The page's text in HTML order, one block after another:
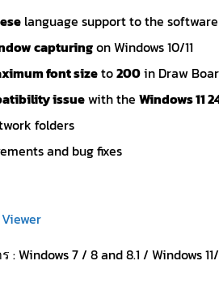
language support to the
capturingon Windows 10/11
font sizeto200in Draw
issuewith the Windows 11
folders
and bug fixes
Windows 7 / 8 and 8.1 / Windows